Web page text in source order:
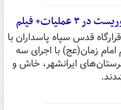
قدس سپاه پاسداران با
زمان(عج) با اجرای سه
ایرانشهر، خاش و